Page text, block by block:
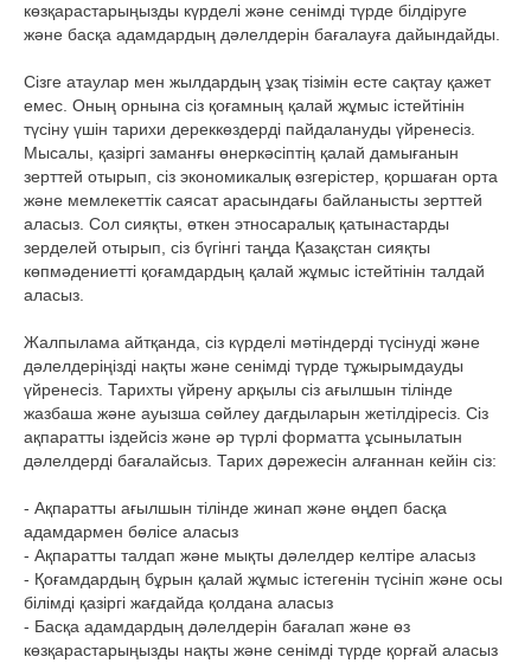
көзқарастарыңызды күрделі және сенімді түрде білдіруге
және басқа адамдардың дәлелдерін бағалауға дайындайды.
Сізге атаулар мен жылдардың ұзақ тізімін есте сақтау қажет
емес. Оның орнына сіз қоғамның қалай жұмыс істейтінін
түсіну үшін тарихи дереккөздерді пайдалануды үйренесіз.
Мысалы, қазіргі заманғы өнеркәсіптің қалай дамығанын
зерттей отырып, сіз экономикалық өзгерістер, қоршаған орта
және мемлекеттік саясат арасындағы байланысты зерттей
аласыз. Сол сияқты, өткен этносаралық қатынастарды
зерделей отырып, сіз бүгінгі таңда Қазақстан сияқты
көпмәдениетті қоғамдардың қалай жұмыс істейтінін талдай
аласыз.
Жалпылама айтқанда, сіз күрделі мәтіндерді түсінуді және
дәлелдеріңізді нақты және сенімді түрде тұжырымдауды
үйренесіз. Тарихты үйрену арқылы сіз ағылшын тілінде
жазбаша және ауызша сөйлеу дағдыларын жетілдіресіз. Сіз
ақпаратты іздейсіз және әр түрлі форматта ұсынылатын
дәлелдерді бағалайсыз. Тарих дәрежесін алғаннан кейін сіз:
- Ақпаратты ағылшын тілінде жинап және өңдеп басқа
адамдармен бөлісе аласыз
- Ақпаратты талдап және мықты дәлелдер келтіре аласыз
- Қоғамдардың бұрын қалай жұмыс істегенін түсініп және осы
білімді қазіргі жағдайда қолдана аласыз
- Басқа адамдардың дәлелдерін бағалап және өз
көзқарастарыңызды нақты және сенімді түрде қорғай аласыз